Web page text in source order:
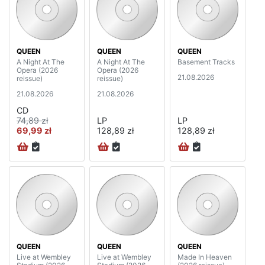
QUEEN
A Night At The
Opera (2026
reissue)
21.08.2026
CD
74,89 zł
69,99 zł
QUEEN
A Night At The
Opera (2026
reissue)
21.08.2026
LP
128,89 zł
QUEEN
Basement Tracks
21.08.2026
LP
128,89 zł
QUEEN
Live at Wembley
QUEEN
Live at Wembley
QUEEN
Made In Heaven